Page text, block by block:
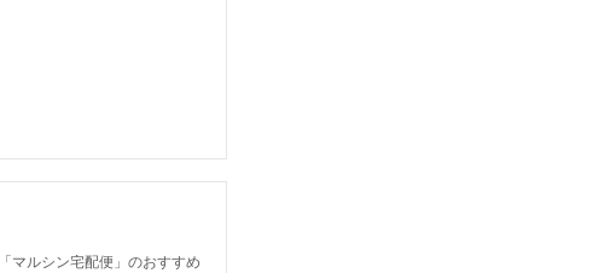
マルシン宅配便」のおすすめ